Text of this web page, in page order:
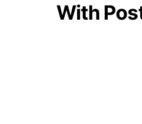
With